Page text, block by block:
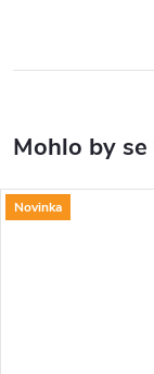
Novinka